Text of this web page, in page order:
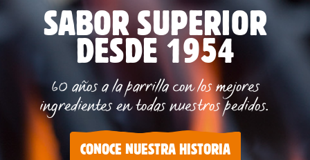
SABOR SUPERIOR
DESDE 1954
60 años a la parrilla con los mejores
ingredientes en todas nuestros pedidos.
CONOCE NUESTRA HISTORIA